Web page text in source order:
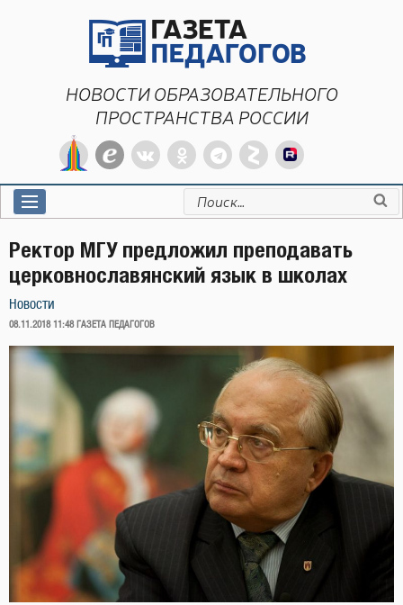
НОВОСТИ ОБРАЗОВАТЕЛЬНОГО
ПРОСТРАНСТВА РОССИИ
Искать:
Ректор МГУ предложил преподавать
церковнославянский язык в школах
Новости
ОПУБЛИКОВАНО
08.11.2018 11:48 ГАЗЕТА ПЕДАГОГОВ